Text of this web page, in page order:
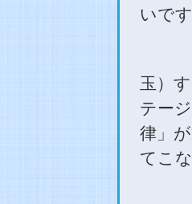
いで
玉）
テー
律」
てこ